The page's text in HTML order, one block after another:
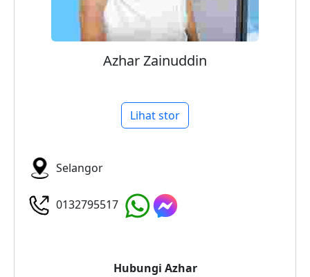
Azhar Zainuddin
Lihat stor
Selangor
0132795517
Hubungi Azhar